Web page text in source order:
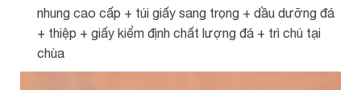
nhung cao cấp + túi giấy sang trọng + dầu dưỡng đá
+ thiệp + giấy kiểm định chất lượng đá + trì chú tại
chùa